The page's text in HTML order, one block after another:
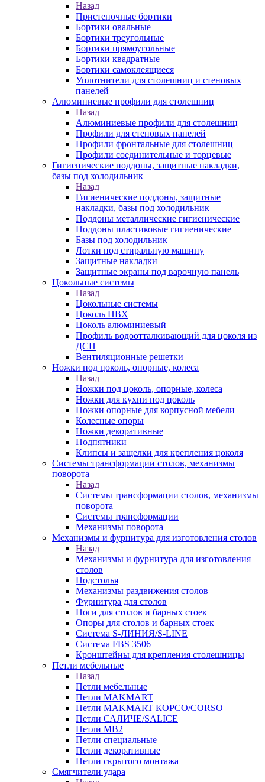
Назад
Пристеночные бортики
Бортики овальные
Бортики треугольные
Бортики прямоугольные
Бортики квадратные
Бортики самоклеящиеся
Уплотнители для столешниц и стеновых
панелей
Алюминиевые профили для столешниц
Назад
Алюминиевые профили для столешниц
Профили для стеновых панелей
Профили фронтальные для столешниц
Профили соединительные и торцевые
Гигиенические поддоны, защитные накладки,
базы под холодильник
Назад
Гигиенические поддоны, защитные
накладки, базы под холодильник
Поддоны металлические гигиенические
Поддоны пластиковые гигиенические
Базы под холодильник
Лотки под стиральную машину
Защитные накладки
Защитные экраны под варочную панель
Цокольные системы
Назад
Цокольные системы
Цоколь ПВХ
Цоколь алюминиевый
Профиль водоотталкивающий для цоколя из
ДСП
Вентиляционные решетки
Ножки под цоколь, опорные, колеса
Назад
Ножки под цоколь, опорные, колеса
Ножки для кухни под цоколь
Ножки опорные для корпусной мебели
Колесные опоры
Ножки декоративные
Подпятники
Клипсы и защелки для крепления цоколя
Системы трансформации столов, механизмы
поворота
Назад
Системы трансформации столов, механизмы
поворота
Системы трансформации
Механизмы поворота
Механизмы и фурнитура для изготовления столов
Назад
Механизмы и фурнитура для изготовления
столов
Подстолья
Механизмы раздвижения столов
Фурнитура для столов
Ноги для столов и барных стоек
Опоры для столов и барных стоек
Система S-ЛИНИЯ/S-LINE
Система FBS 3506
Кронштейны для крепления столешницы
Петли мебельные
Назад
Петли мебельные
Петли MAKMART
Петли MAKMART КОРСО/CORSO
Петли САЛИЧЕ/SALICE
Петли MB2
Петли специальные
Петли декоративные
Петли скрытого монтажа
Смягчители удара